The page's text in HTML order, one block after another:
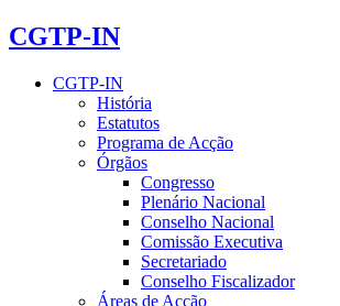
CGTP-IN
CGTP-IN
História
Estatutos
Programa de Acção
Órgãos
Congresso
Plenário Nacional
Conselho Nacional
Comissão Executiva
Secretariado
Conselho Fiscalizador
Áreas de Acção